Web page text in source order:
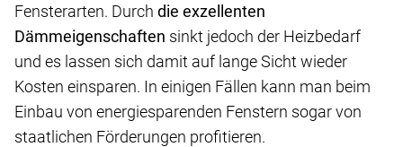
Fensterarten. Durch die exzellenten
Dämmeigenschaften sinkt jedoch der Heizbedarf
und es lassen sich damit auf lange Sicht wieder
Kosten einsparen. In einigen Fällen kann man beim
Einbau von energiesparenden Fenstern sogar von
staatlichen Förderungen profitieren.